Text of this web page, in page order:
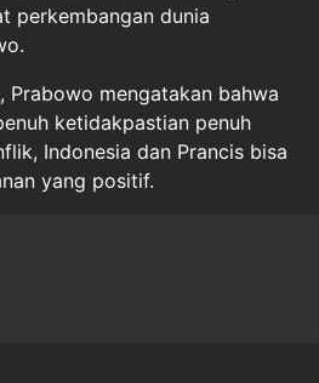
perkembangan dunia
Prabowo mengatakan bahwa
ketidakpastian penuh
Indonesia dan Prancis bisa
yang positif.